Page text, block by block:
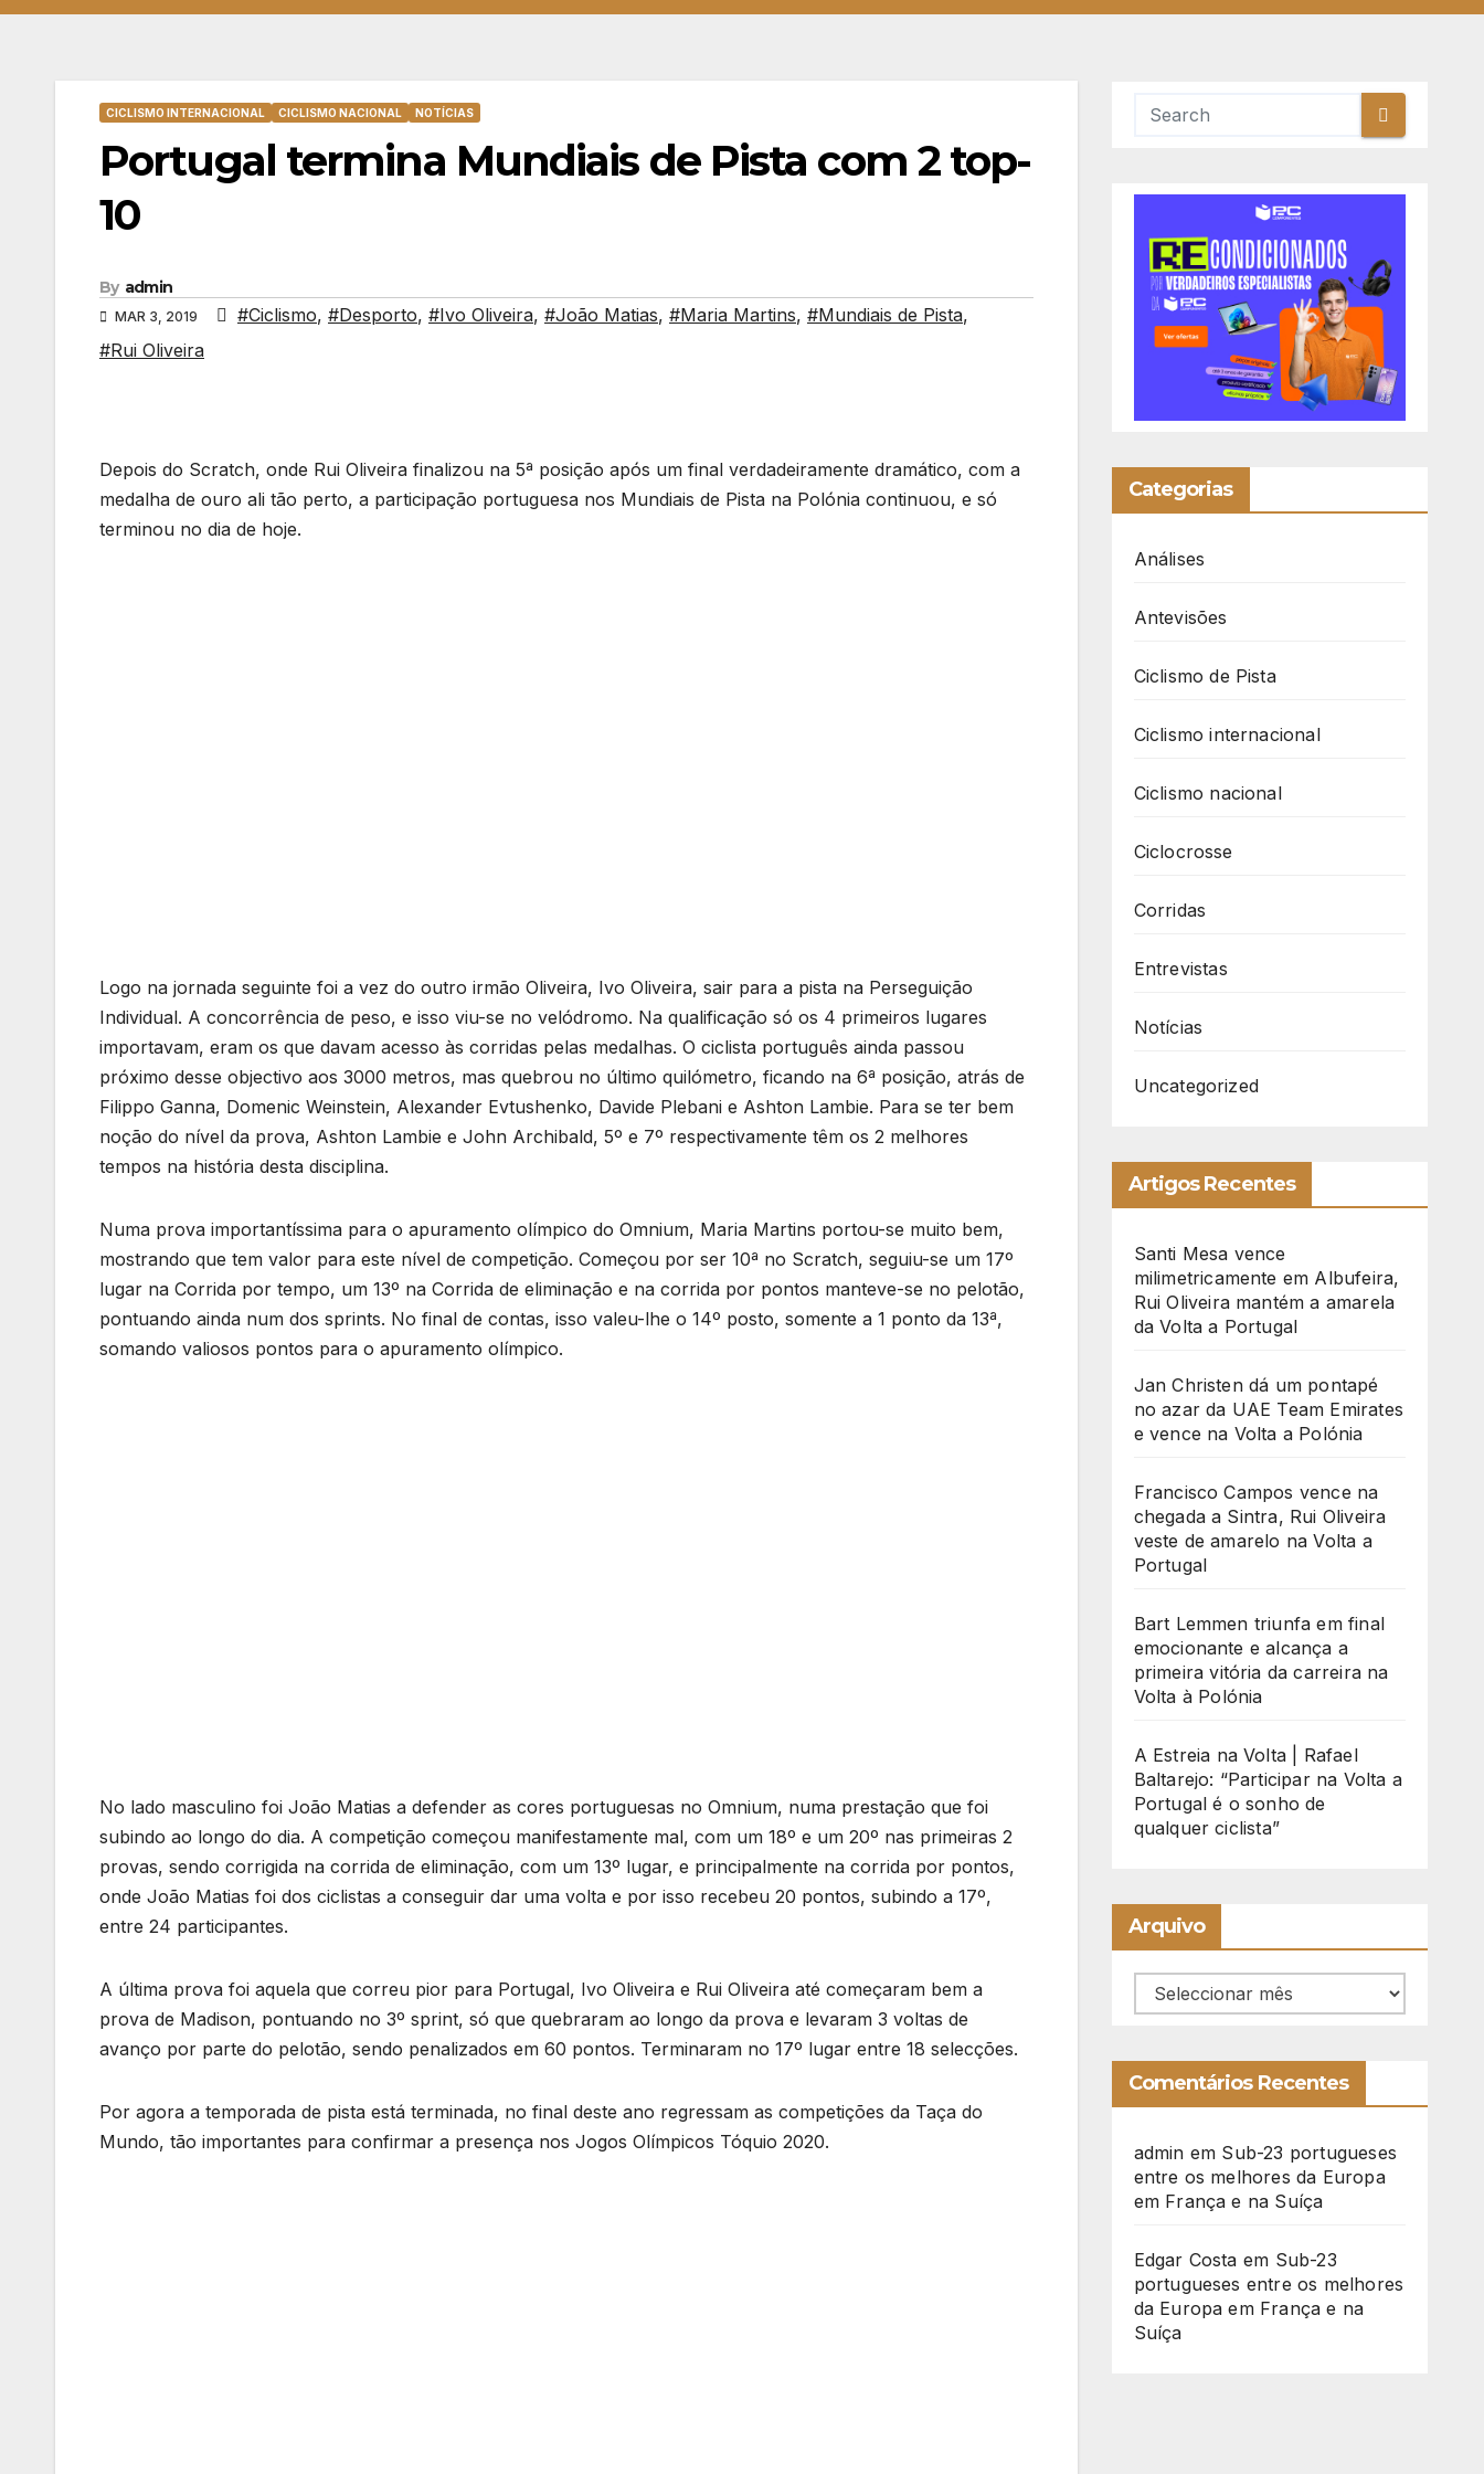
CICLISMO INTERNACIONAL CICLISMO NACIONAL NOTÍCIAS
Portugal termina Mundiais de Pista com 2 top-
10
By admin
MAR 3, 2019 #Ciclismo, #Desporto, #Ivo Oliveira, #João Matias, #Maria Martins, #Mundiais de Pista,
#Rui Oliveira
Depois do Scratch, onde Rui Oliveira finalizou na 5ª posição após um final verdadeiramente dramático, com a
medalha de ouro ali tão perto, a participação portuguesa nos Mundiais de Pista na Polónia continuou, e só
terminou no dia de hoje.
Logo na jornada seguinte foi a vez do outro irmão Oliveira, Ivo Oliveira, sair para a pista na Perseguição
Individual. A concorrência de peso, e isso viu-se no velódromo. Na qualificação só os 4 primeiros lugares
importavam, eram os que davam acesso às corridas pelas medalhas. O ciclista português ainda passou
próximo desse objectivo aos 3000 metros, mas quebrou no último quilómetro, ficando na 6ª posição, atrás de
Filippo Ganna, Domenic Weinstein, Alexander Evtushenko, Davide Plebani e Ashton Lambie. Para se ter bem
noção do nível da prova, Ashton Lambie e John Archibald, 5º e 7º respectivamente têm os 2 melhores
tempos na história desta disciplina.
Numa prova importantíssima para o apuramento olímpico do Omnium, Maria Martins portou-se muito bem,
mostrando que tem valor para este nível de competição. Começou por ser 10ª no Scratch, seguiu-se um 17º
lugar na Corrida por tempo, um 13º na Corrida de eliminação e na corrida por pontos manteve-se no pelotão,
pontuando ainda num dos sprints. No final de contas, isso valeu-lhe o 14º posto, somente a 1 ponto da 13ª,
somando valiosos pontos para o apuramento olímpico.
No lado masculino foi João Matias a defender as cores portuguesas no Omnium, numa prestação que foi
subindo ao longo do dia. A competição começou manifestamente mal, com um 18º e um 20º nas primeiras 2
provas, sendo corrigida na corrida de eliminação, com um 13º lugar, e principalmente na corrida por pontos,
onde João Matias foi dos ciclistas a conseguir dar uma volta e por isso recebeu 20 pontos, subindo a 17º,
entre 24 participantes.
A última prova foi aquela que correu pior para Portugal, Ivo Oliveira e Rui Oliveira até começaram bem a
prova de Madison, pontuando no 3º sprint, só que quebraram ao longo da prova e levaram 3 voltas de
avanço por parte do pelotão, sendo penalizados em 60 pontos. Terminaram no 17º lugar entre 18 selecções.
Por agora a temporada de pista está terminada, no final deste ano regressam as competições da Taça do
Mundo, tão importantes para confirmar a presença nos Jogos Olímpicos Tóquio 2020.
Categorias
Análises
Antevisões
Ciclismo de Pista
Ciclismo internacional
Ciclismo nacional
Ciclocrosse
Corridas
Entrevistas
Notícias
Uncategorized
Artigos Recentes
Santi Mesa vence
milimetricamente em Albufeira,
Rui Oliveira mantém a amarela
da Volta a Portugal
Jan Christen dá um pontapé
no azar da UAE Team Emirates
e vence na Volta a Polónia
Francisco Campos vence na
chegada a Sintra, Rui Oliveira
veste de amarelo na Volta a
Portugal
Bart Lemmen triunfa em final
emocionante e alcança a
primeira vitória da carreira na
Volta à Polónia
A Estreia na Volta | Rafael
Baltarejo: “Participar na Volta a
Portugal é o sonho de
qualquer ciclista”
Arquivo
Arquivo
Comentários Recentes
admin em Sub-23 portugueses
entre os melhores da Europa
em França e na Suíça
Edgar Costa em Sub-23
portugueses entre os melhores
da Europa em França e na
Suíça